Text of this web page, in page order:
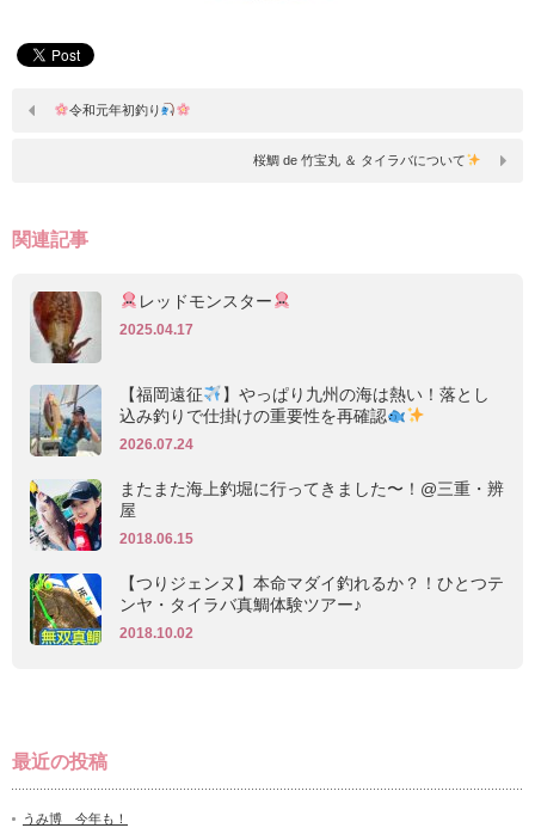
令和元年初釣り
桜鯛 de 竹宝丸 ＆ タイラバについて
関連記事
レッドモンスター
2025.04.17
【福岡遠征
】やっぱり九州の海は熱い！落とし
込み釣りで仕掛けの重要性を再確認
2026.07.24
またまた海上釣堀に行ってきました〜！@三重・辨
屋
2018.06.15
【つりジェンヌ】本命マダイ釣れるか？！ひとつテ
ンヤ・タイラバ真鯛体験ツアー♪
2018.10.02
最近の投稿
うみ博 今年も！